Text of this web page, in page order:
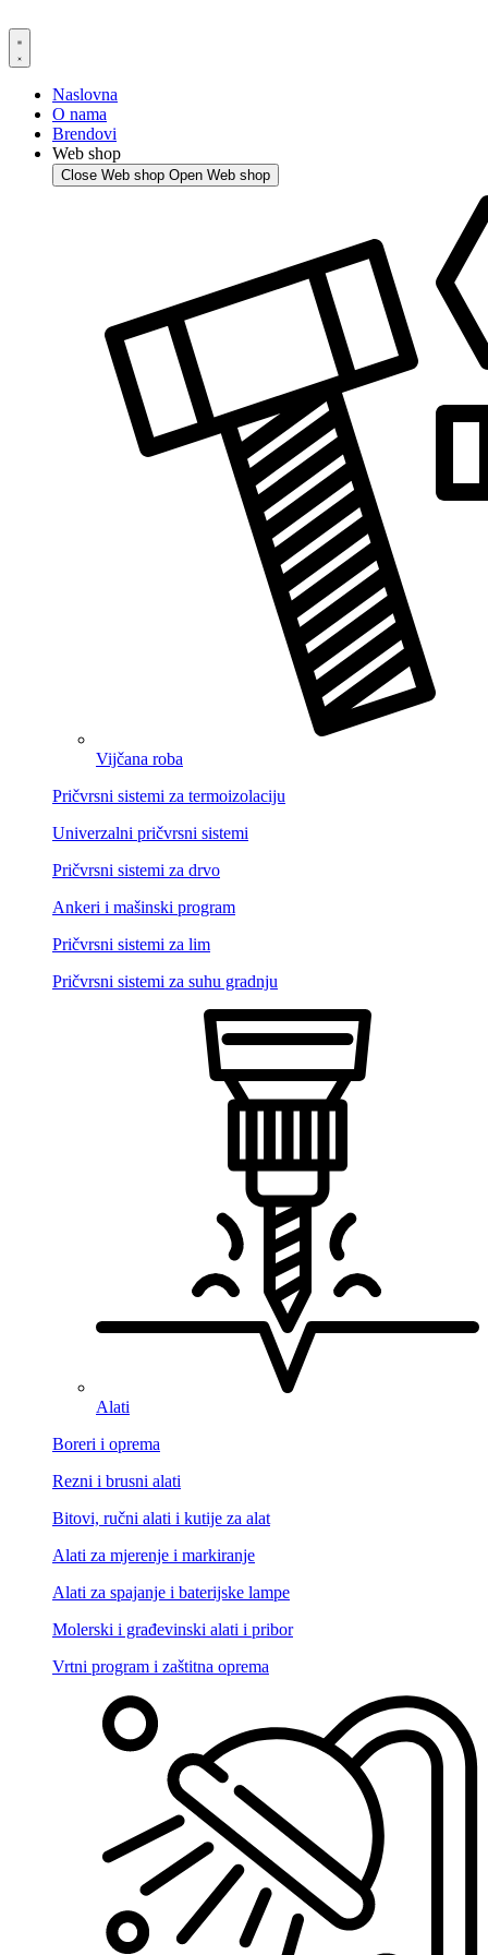
to
content
Naslovna
O nama
Brendovi
Web shop
Close Web shop Open Web shop
Vijčana roba
Pričvrsni sistemi za termoizolaciju
Univerzalni pričvrsni sistemi
Pričvrsni sistemi za drvo
Ankeri i mašinski program
Pričvrsni sistemi za lim
Pričvrsni sistemi za suhu gradnju
Alati
Boreri i oprema
Rezni i brusni alati
Bitovi, ručni alati i kutije za alat
Alati za mjerenje i markiranje
Alati za spajanje i baterijske lampe
Molerski i građevinski alati i pribor
Vrtni program i zaštitna oprema